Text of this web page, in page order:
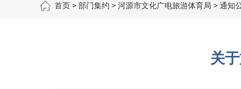
首页 > 部门集约 > 河源市文化广电旅游体育局 > 通知
关于旅